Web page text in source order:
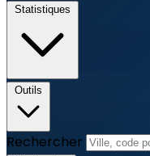
Statistiques
Outils
Rechercher